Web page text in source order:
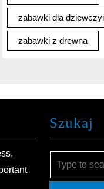
zabawki dla
zabawki z drewna
Szukaj